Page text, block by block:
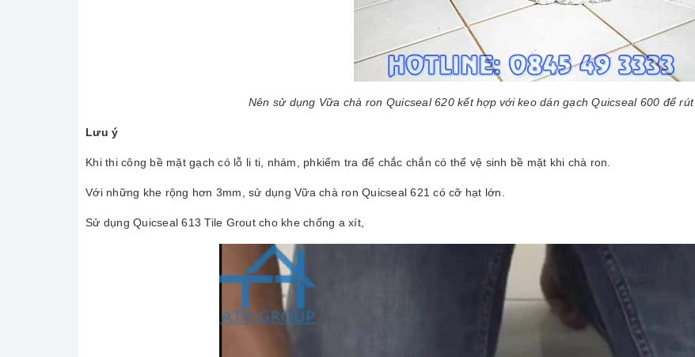
Nên sử dụng Vữa chà ron Quicseal 620 kết hợp với keo dán gạch Quicseal 600 để
Lưu ý
Khi thi công bề mặt gạch có lỗ li ti, nhám, phkiểm tra để chắc chắn có thể vệ sinh bề mặt khi chà ron.
Với những khe rộng hơn 3mm, sử dụng Vữa chà ron Quicseal 621 có cỡ hạt lớn.
Sử dụng Quicseal 613 Tile Grout cho khe chống a xít,